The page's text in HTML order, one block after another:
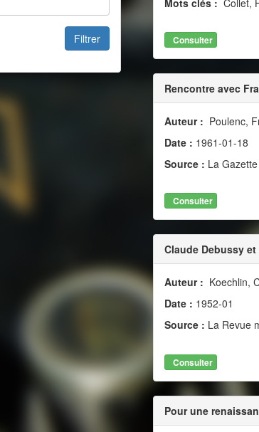
Filtrer Consulter
Rencontre avec
Auteur : Poulenc,
Date : 1961-01-18
Source : La
Consulter
Claude Debussy
Auteur : Koechlin,
Date : 1952-01
Source : La Revue
Consulter
Pour une